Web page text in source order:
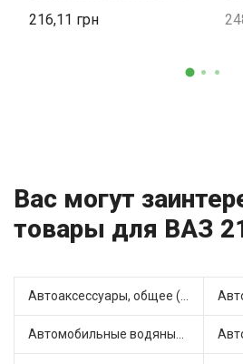
216,11
Вас могут
товары для ВАЗ
Автоаксессуары, общее (1)
Автомобильные водяные насосы (7)